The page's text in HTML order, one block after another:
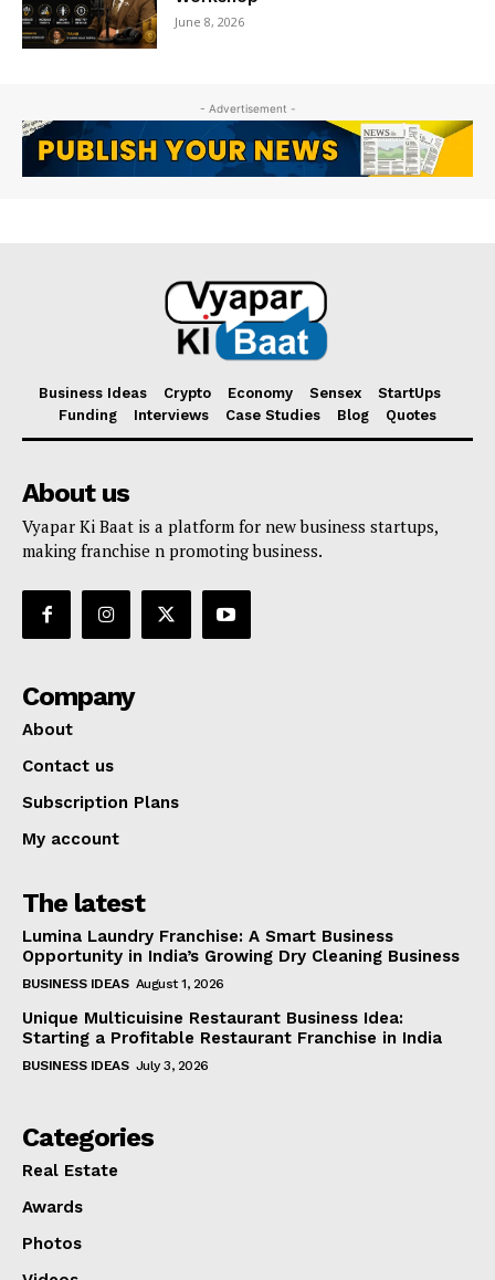
June 8, 2026
- Advertisement -
Business Ideas Crypto Economy Sensex
StartUps
Funding
Interviews Case Studies Blog Quotes
About us
Vyapar Ki Baat is a platform for new business startups,
making franchise n promoting business.
Company
About
Contact us
Subscription Plans
My account
The latest
Lumina Laundry Franchise: A Smart Business
Opportunity in India’s Growing Dry Cleaning Business
BUSINESS IDEAS August 1, 2026
Unique Multicuisine Restaurant Business Idea:
Starting a Profitable Restaurant Franchise in India
BUSINESS IDEAS July 3, 2026
Categories
Real Estate
Awards
Photos